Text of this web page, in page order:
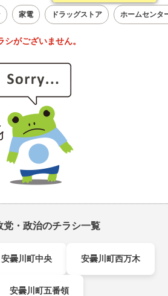
家電 ドラッグストア ホームセンタ
がございません。
・政治のチラシ一覧
安曇川町中央 安曇川町西万木
安曇川町五番領